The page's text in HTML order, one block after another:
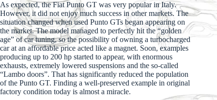
As expected, the Fiat Punto GT was very popular in Italy.
However, it did not enjoy much success in other markets. The
situation changed when used Punto GTs began appearing on
the market. The model managed to perfectly hit the “golden
age” of car tuning, so the possibility of owning a turbocharged
car at an affordable price acted like a magnet. Soon, examples
producing up to 200 hp started to appear, with enormous
exhausts, extremely lowered suspensions and the so-called
“Lambo doors”. That has significantly reduced the population
of the Punto GT. Finding a well-preserved example in original
factory condition today is almost a miracle.